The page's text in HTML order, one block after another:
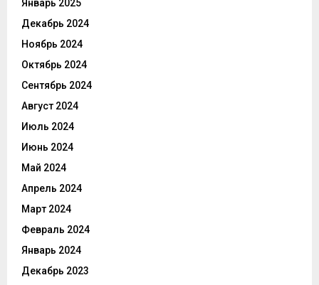
Январь 2025
Декабрь 2024
Ноябрь 2024
Октябрь 2024
Сентябрь 2024
Август 2024
Июль 2024
Июнь 2024
Май 2024
Апрель 2024
Март 2024
Февраль 2024
Январь 2024
Декабрь 2023